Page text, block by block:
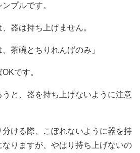
プルです。
器は持ち上げません。
茶碗とちりれんげのみ」
です。
と、器を持ち上げないように注意
ける際、こぼれないように器を持
りますが、やはり持ち上げないの